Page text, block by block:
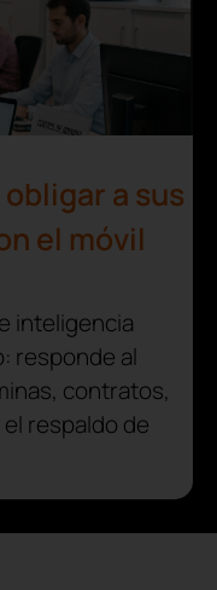
a sus
el móvil
inteligencia
responde al
contratos,
respaldo de